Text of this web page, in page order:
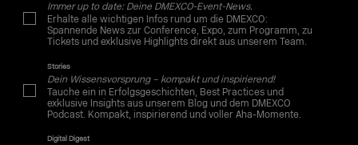
Immer up to date: Deine DMEXCO-Event-News.
Erhalte alle wichtigen Infos rund um die DMEXCO:
Spannende News zur Conference, Expo, zum Programm, zu
Tickets und exklusive Highlights direkt aus unserem Team.
Stories
Dein Wissensvorsprung – kompakt und inspirierend!
Tauche ein in Erfolgsgeschichten, Best Practices und
exklusive Insights aus unserem Blog und dem DMEXCO
Podcast. Kompakt, inspirierend und voller Aha-Momente.
Digital Digest